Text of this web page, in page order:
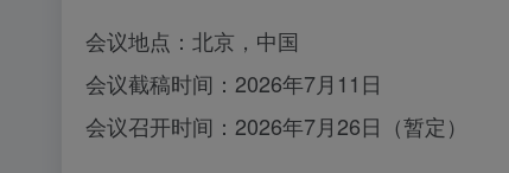
会议地点：北京，中国
会议截稿时间： 2026年7月11日
会议召开时间： 2026年7月26日（暂定）